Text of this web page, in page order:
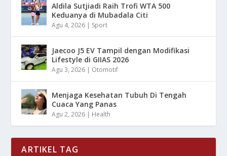
Aldila Sutjiadi Raih Trofi WTA 500
Keduanya di Mubadala Citi
Agu 4, 2026 | Sport
Jaecoo J5 EV Tampil dengan Modifikasi
Lifestyle di GIIAS 2026
Agu 3, 2026 | Otomotif
Menjaga Kesehatan Tubuh Di Tengah
Cuaca Yang Panas
Agu 2, 2026 | Health
ARTIKEL TAG